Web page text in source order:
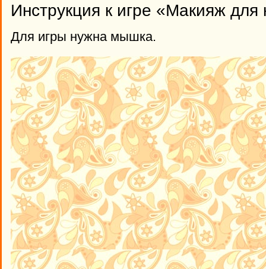
Инструкция к игре «Макияж для
Для игры нужна мышка.